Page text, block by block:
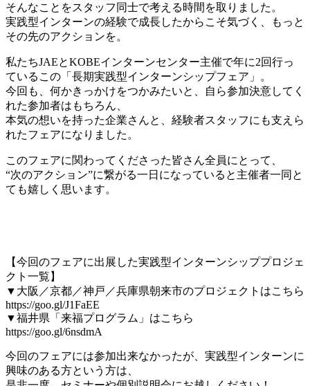
そんなことをスタッフ同士で考える時間を取りました。
実践型インターンの経験で成長したからこそ気づく、もっと
その先のアクションを。
私たちJAEとKOBEインターンセンター主催で年に2回行っ
ているこの「長期実践型インターンシップフェア」。
今回も、何かきっかけをつかみたいと、自ら参加決意してく
れた参加者はもちろん、
本気の想いを持った企業さんと、経験者スタッフにも支えら
れたフェアになりました。
このフェアに関わってくださった皆さん全員にとって、
“次のアクション”に繋がる一日になっていると主催者一同と
ても嬉しく思います。
【今回のフェアに出展した実践型インターンシッププロジェ
クト一覧】
▼大阪／京都／神戸／兵庫県朝来市のプロジェクトはこちら
https://goo.gl/J1FaEE
▼福井県「来福プログラム」はこちら
https://goo.gl/6nsdmA
今回のフェアには参加出来なかったが、実践型インターンに
興味のある方という方は、